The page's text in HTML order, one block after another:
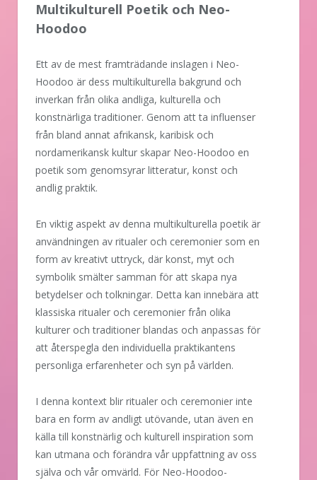
Multikulturell Poetik och Neo-
Hoodoo
Ett av de mest framträdande inslagen i Neo-
Hoodoo är dess multikulturella bakgrund och
inverkan från olika andliga, kulturella och
konstnärliga traditioner. Genom att ta influenser
från bland annat afrikansk, karibisk och
nordamerikansk kultur skapar Neo-Hoodoo en
poetik som genomsyrar litteratur, konst och
andlig praktik.
En viktig aspekt av denna multikulturella poetik är
användningen av ritualer och ceremonier som en
form av kreativt uttryck, där konst, myt och
symbolik smälter samman för att skapa nya
betydelser och tolkningar. Detta kan innebära att
klassiska ritualer och ceremonier från olika
kulturer och traditioner blandas och anpassas för
att återspegla den individuella praktikantens
personliga erfarenheter och syn på världen.
I denna kontext blir ritualer och ceremonier inte
bara en form av andligt utövande, utan även en
källa till konstnärlig och kulturell inspiration som
kan utmana och förändra vår uppfattning av oss
själva och vår omvärld. För Neo-Hoodoo-